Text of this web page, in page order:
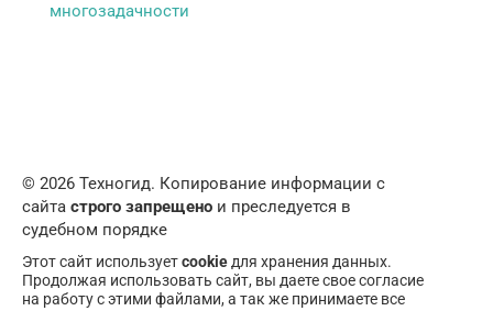
многозадачности
© 2026 Техногид. Копирование информации с
сайта строго запрещено и преследуется в
судебном порядке
Этот сайт используетcookie для хранения данных.
Продолжая использовать сайт, вы даете свое согласие
на работу с этими файлами, а так же принимаете все